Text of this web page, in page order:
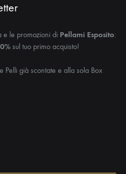
e le promozioni di Pellami Esposito:
sul tuo primo acquisto!
Pelli già scontate e alla sola Box